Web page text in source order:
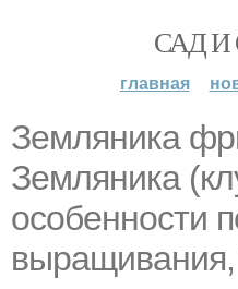
САД И
главная
Земляника
Земляника
особенности